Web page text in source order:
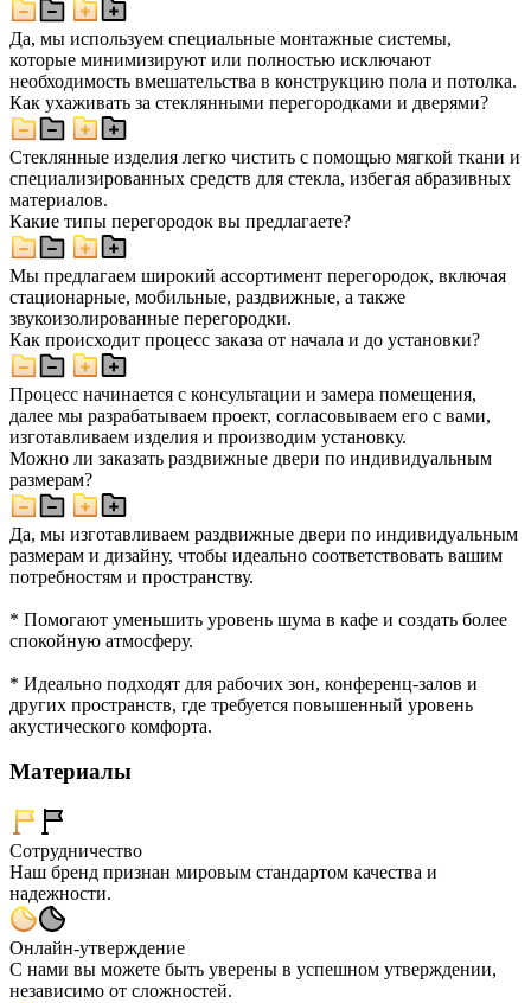
Да, мы используем специальные монтажные системы,
которые минимизируют или полностью исключают
необходимость вмешательства в конструкцию пола и потолка.
Как ухаживать за стеклянными перегородками и дверями?
Стеклянные изделия легко чистить с помощью мягкой ткани и
специализированных средств для стекла, избегая абразивных
материалов.
Какие типы перегородок вы предлагаете?
Мы предлагаем широкий ассортимент перегородок, включая
стационарные, мобильные, раздвижные, а также
звукоизолированные перегородки.
Как происходит процесс заказа от начала и до установки?
Процесс начинается с консультации и замера помещения,
далее мы разрабатываем проект, согласовываем его с вами,
изготавливаем изделия и производим установку.
Можно ли заказать раздвижные двери по индивидуальным
размерам?
Да, мы изготавливаем раздвижные двери по индивидуальным
размерам и дизайну, чтобы идеально соответствовать вашим
потребностям и пространству.
* Помогают уменьшить уровень шума в кафе и создать более
спокойную атмосферу.
* Идеально подходят для рабочих зон, конференц-залов и
других пространств, где требуется повышенный уровень
акустического комфорта.
Материалы
Сотрудничество
Наш бренд признан мировым стандартом качества и
надежности.
Онлайн-утверждение
С нами вы можете быть уверены в успешном утверждении,
независимо от сложностей.